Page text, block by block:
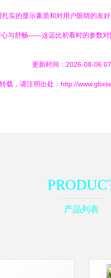
实的显示素质和对用户眼睛的友
与舒畅——这远比初看时的参数对
更新时间：2026-08-06
载，请注明出处：http://
产品列表